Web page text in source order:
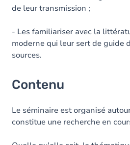
de leur transmission ;
- Les familiariser avec la
moderne qui leur sert de guide
sources.
Contenu
Le séminaire est organisé
constitue une recherche en